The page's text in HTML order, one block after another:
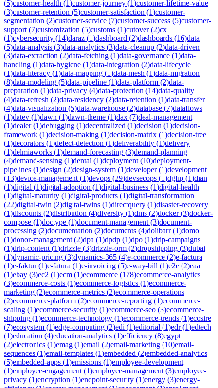
(5)customer-health (1)customer-journey (1)customer-lifetime-value
(3)customer-retention (5)customer-satisfaction (1)customer-
segmentation (2)customer-service (7)customer-success (5)customer-
support (7)customization (5)customs (1)cutover(2)cx
(1)cybersecurity (14)daraz (1)dashboard (2)dashboards (16)data
(5)data-analysis (3)data-analytics (3)data-cleanup (2)data-driven
(3)data-extraction (2)data-fetching (1)data-governance (1)data-
handling (1)data-hygiene (1)data-integration (2)data-lifecycle
(1)data-literacy (1)data-mapping (1)data-mesh (1)data-migration
(8)data-modeling (5)data-pipeline (1)data-platform (2)data-
preparation (1)data-privacy (4)data-protection (14)data-quality
(4)data-refresh (2)data-residency (2)data-retention (1)data-transfer
(4)data-visualization (5)data-warehouse (2)database (7)dataflows
(1)datev (1)dawn (1)dawn-theme (1)dax (7)deal-management
(1)dealer(1)debugging (1)decentralized (1)decision (1)decision-
framework (1)decision-making (1)decision-matrix (1)decision-tree
(1)decorators (1)defect-detection (1)deliverability (1)delivery
(1)delmiaworks (1)demand-forecasting (3)demand-planning
(4)demand-sensing (1)dental (1)deployment (10)deployment-
pipelines (1)design (2)design-system (1)developer(1)development
(13)device-management (1)devops (29)devsecops (1)dgfip (1)dian
(1)digital (1)digital-adoption (1)digital-business (1)digital-health
(1)digital-maturity (1)digital-products (1)digital-transformation
(22)digital-twin (2)digital-twins (1)directquery (1)disaster-recovery
(1)discounts (2)distribution (4)diversity (1)dms (2)docker(3)docker-
compose (1)doctype (1)document-management (3)document-
processing (2)documentation (2)documents (4)dolibarr(1)domo
(1)donor-management (2)dpa (1)dpdp (1)dpo (1)drip-campaigns
(1)drip-content (1)drizzle (3)drizzle-orm (2)dropshipping (3)dubai
(1)dynamic-pricing (3)dynamics-365 (4)e-commerce (2)e-factura
(1)e-faktur(1)e-fatura (1)e-invoicing (5)e-way-bill (1)e2e (2)eaa
(1)ebay (3)ec2 (1)ecm (1)ecommerce (178)ecommerce-analytics
(3)ecommerce-costs (1)ecommerce-logistics (1)ecommerce-
marketing (2)ecommerce-metrics (2)ecommerce-operations
(2)ecommerce-platform (2)ecommerce-reporting (1)ecommerce-
scaling (1)ecommerce-security (1)ecommerce-seo (3)ecommerce-
shipping (1)ecommerce-technology (1)ecommerce-trends (1)ecosire
(7)ecosystem (1)edge-computing (2)edi (1)editorial (1)edr(1)edtech
(1)education (4)education-analytics (1)efficiency (8)egypt
(2)electronics (1)emag (1)email (2)email-marketing (10)email-
sequences (1)email-templates (1)embedded (2)embedded-analytics
(5)embedded-apps (1)emissions (1)employee-development
(1)employee-engagement (1)employee-management (3)employee-
privacy (1)encryption (1)endpoint-security (1)energy (3)energy-